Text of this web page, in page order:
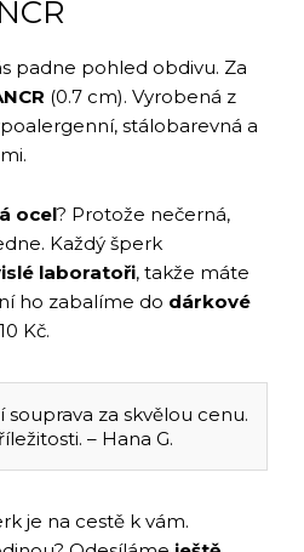
padne pohled obdivu. Za
(0.7 cm). Vyrobená z
stálobarevná a
ocel? Protože nečerná,
Každý šperk
laboratoři, takže máte
ho zabalíme do dárkové
Kč.
souprava za skvělou cenu.
– Hana G.
je na cestě k vám.